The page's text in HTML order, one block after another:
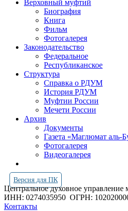
Верховный муфтий
Биография
Книга
Фильм
Фотогалерея
Законодательство
Федеральное
Республиканское
Структура
Справка о РДУМ
История РДУМ
Муфтии России
Мечети России
Архив
Документы
Газета «Маглюмат аль-
Фотогалерея
Видеогалерея
Версия для ПК
Центральное духовное управление
ИНН: 0274035950 ОГРН:
Контакты